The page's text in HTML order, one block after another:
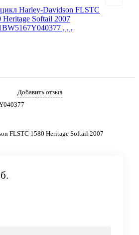
Добавить отзыв
FLSTC 1580 Heritage Softail 2007